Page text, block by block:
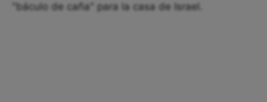
"báculo de caña" para la casa de Israel.